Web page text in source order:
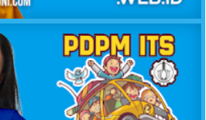
1998 SMP 1 WOLO